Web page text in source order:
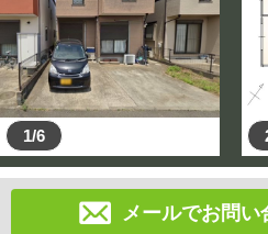
1/6
メールでお問い